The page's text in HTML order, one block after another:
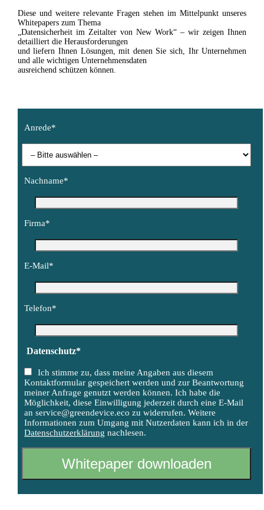
Diese und weitere relevante Fragen stehen im Mittelpunkt unseres
Whitepapers zum Thema
„Datensicherheit im Zeitalter von New Work“ – wir zeigen Ihnen
detailliert die Herausforderungen
und liefern Ihnen Lösungen, mit denen Sie sich, Ihr Unternehmen
und alle wichtigen Unternehmensdaten
ausreichend schützen können.
Anrede*
Nachname*
Firma*
E-Mail*
Telefon*
Datenschutz*
Ich stimme zu, dass meine Angaben aus diesem
Kontaktformular gespeichert werden und zur Beantwortung
meiner Anfrage genutzt werden können. Ich habe die
Möglichkeit, diese Einwilligung jederzeit durch eine E-Mail
an service@greendevice.eco zu widerrufen. Weitere
Informationen zum Umgang mit Nutzerdaten kann ich in der
Datenschutzerklärung nachlesen.